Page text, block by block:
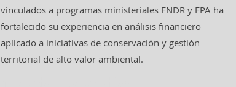
vinculados a programas ministeriales FNDR y FPA ha
fortalecido su experiencia en análisis financiero
aplicado a iniciativas de conservación y gestión
territorial de alto valor ambiental.